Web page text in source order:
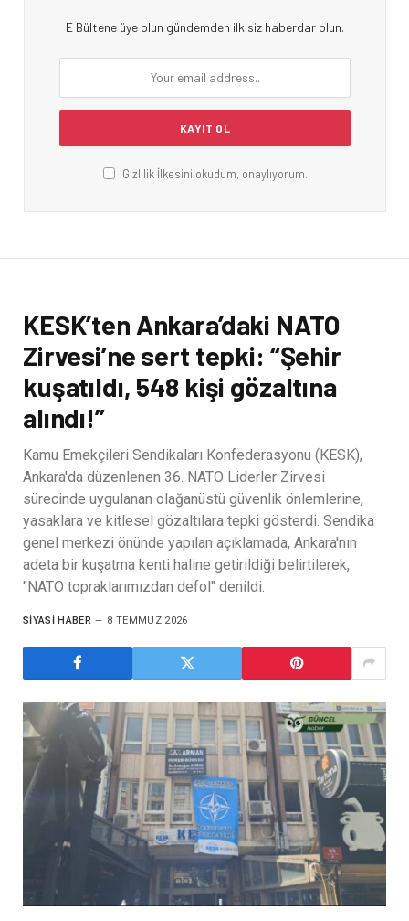
E Bültene üye olun gündemden ilk siz haberdar olun.
Gizlilik İlkesini okudum, onaylıyorum.
KESK’ten Ankara’daki NATO
Zirvesi’ne sert tepki: “Şehir
kuşatıldı, 548 kişi gözaltına
alındı!”
Kamu Emekçileri Sendikaları Konfederasyonu (KESK),
Ankara'da düzenlenen 36. NATO Liderler Zirvesi
sürecinde uygulanan olağanüstü güvenlik önlemlerine,
yasaklara ve kitlesel gözaltılara tepki gösterdi. Sendika
genel merkezi önünde yapılan açıklamada, Ankara'nın
adeta bir kuşatma kenti haline getirildiği belirtilerek,
"NATO topraklarımızdan defol" denildi.
SIYASI HABER 8 TEMMUZ 2026